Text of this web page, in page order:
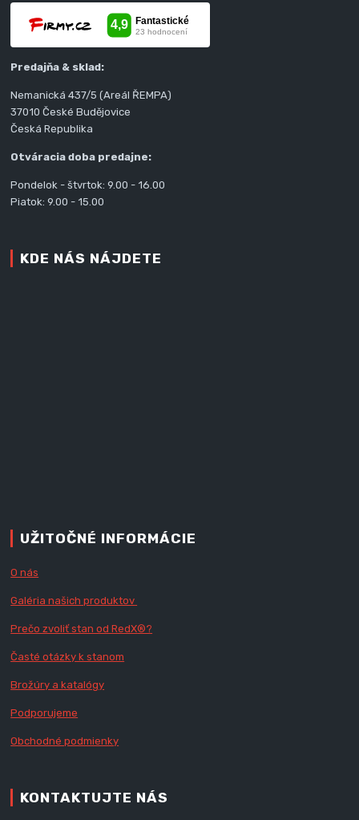
Predajňa & sklad:
Nemanická 437/5 (Areál ŘEMPA)
37010 České Budějovice
Česká Republika
Otváracia doba predajne:
Pondelok - štvrtok: 9.00 - 16.00
Piatok: 9.00 - 15.00
KDE NÁS NÁJDETE
UŽITOČNÉ INFORMÁCIE
O nás
Galéria našich produktov
Prečo zvoliť stan od RedX®?
Časté otázky k stanom
Brožúry a katalógy
Podporujeme
Obchodné podmienky
KONTAKTUJTE NÁS